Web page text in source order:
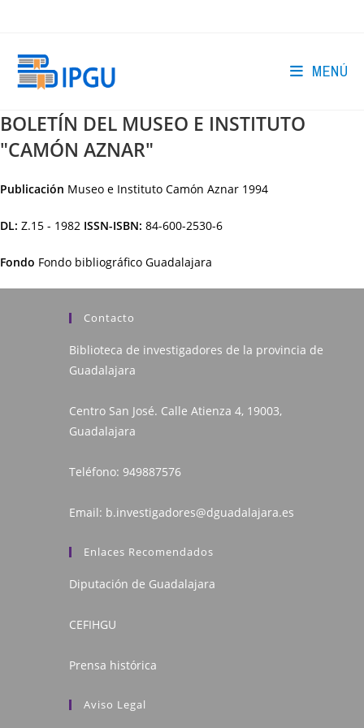
MENÚ
BOLETÍN DEL MUSEO E INSTITUTO
"CAMÓN AZNAR"
Publicación Museo e Instituto Camón Aznar 1994
DL: Z.15 - 1982 ISSN-ISBN: 84-600-2530-6
Fondo Fondo bibliográfico Guadalajara
Contacto
Biblioteca de investigadores de la provincia de
Guadalajara
Centro San José. Calle Atienza 4, 19003,
Guadalajara
Teléfono: 949887576
Email: b.investigadores@dguadalajara.es
Enlaces Recomendados
Diputación de Guadalajara
CEFIHGU
Prensa histórica
Aviso Legal